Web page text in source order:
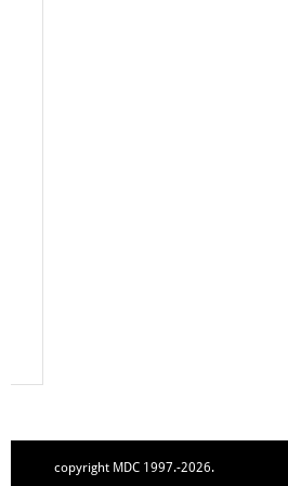
copyright MDC 1997.-2026.